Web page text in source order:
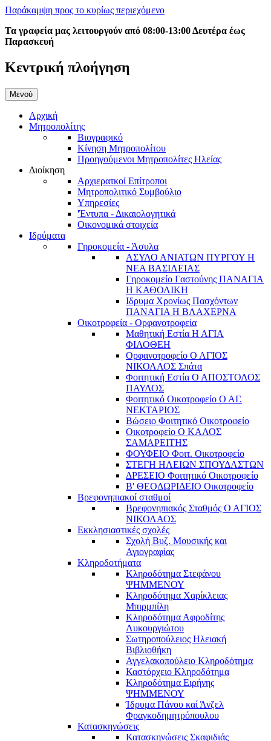
Παράκαμψη προς το κυρίως περιεχόμενο
Τα γραφεία μας λειτουργούν από 08:00-13:00 Δευτέρα έως
Παρασκευή
Κεντρική πλοήγηση
Μενού
Αρχική
Μητροπολίτης
Βιογραφικό
Κίνηση Μητροπολίτου
Προηγούμενοι Μητροπολίτες Ηλείας
Διοίκηση
Αρχιερατκοί Επίτροποι
Μητροπολιτικό Συμβούλιο
Υπηρεσίες
'Έντυπα - Δικαιολογητικά
Οικονομικά στοιχεία
Ιδρύματα
Γηροκομεία - Άσυλα
ΑΣΥΛΟ ΑΝΙΑΤΩΝ ΠΥΡΓΟΥ Η
ΝΕΑ ΒΑΣΙΛΕΙΑΣ
Γηροκομείο Γαστούνης ΠΑΝΑΓΙΑ
Η ΚΑΘΟΛΙΚΗ
Ιδρυμα Χρονίως Πασχόντων
ΠΑΝΑΓΙΑ Η ΒΛΑΧΕΡΝΑ
Οικοτροφεία - Ορφανοτροφεία
Μαθητική Εστία Η ΑΓΙΑ
ΦΙΛΟΘΕΗ
Ορφανοτροφείο Ο ΑΓΙΟΣ
ΝΙΚΟΛΑΟΣ Σπάτα
Φοιτητική Εστία Ο ΑΠΟΣΤΟΛΟΣ
ΠΑΥΛΟΣ
Φοιτητικό Οικοτροφείο Ο ΑΓ.
ΝΕΚΤΑΡΙΟΣ
Βώσειο Φοιτητικό Οικοτροφείο
Οικοτροφείο Ο ΚΑΛΟΣ
ΣΑΜΑΡΕΙΤΗΣ
ΦΟΥΦΕΙΟ Φοιτ. Οικοτροφείο
ΣΤΕΓΗ ΗΛΕΙΩΝ ΣΠΟΥΔΑΣΤΩΝ
ΔΡΕΣΕΙΟ Φοιτητικό Οικοτροφείο
Β' ΘΕΟΔΩΡΙΔΕΙΟ Οικοτροφείο
Βρεφονηπιακοί σταθμοί
Βρεφονηπιακός Σταθμός Ο ΑΓΙΟΣ
ΝΙΚΟΛΑΟΣ
Εκκλησιαστικές σχολές
Σχολή Βυζ. Μουσικής και
Αγιογραφίας
Κληροδοτήματα
Κληροδότημα Στεφάνου
ΨΗΜΜΕΝΟΥ
Κληροδότημα Χαρίκλειας
Μπιρμπίλη
Κληροδότημα Αφροδίτης
Λυκουργιώτου
Σωτηροπούλειος Ηλειακή
Βιβλιοθήκη
Αγγελακοπούλειο Κληροδότημα
Καστόρχειο Κληροδότημα
Κληροδότημα Ειρήνης
ΨΗΜΜΕΝΟΥ
Ίδρυμα Πάνου καί Άνζελ
Φραγκοδημητρόπουλου
Κατασκηνώσεις
Κατασκηνώσεις Σκαφιδιάς